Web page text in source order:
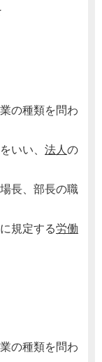
の種類を問わ
いい、 法人の
長、部長の職
規定する労働
の種類を問わ